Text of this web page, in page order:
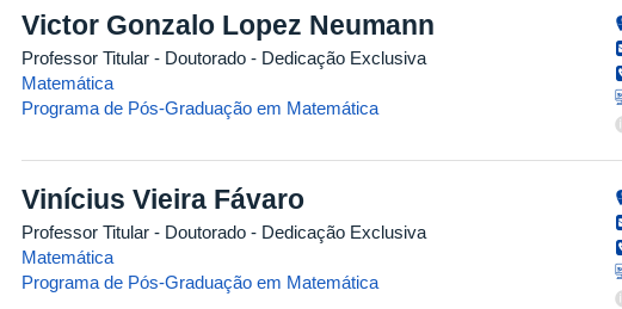
Victor Gonzalo Lopez Neumann
Professor Titular - Doutorado - Dedicação Exclusiva
Matemática
Programa de Pós-Graduação em Matemática
Vinícius Vieira Fávaro
Professor Titular - Doutorado - Dedicação Exclusiva
Matemática
Programa de Pós-Graduação em Matemática